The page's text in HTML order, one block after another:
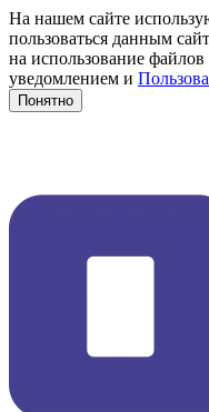
На нашем сайте
пользоваться данным
на использование
уведомлением и
Понятно